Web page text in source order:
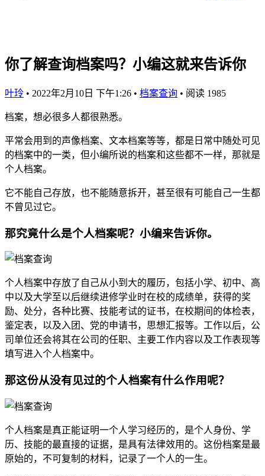
你了解查询档案吗？小编这就来告诉你
叶玲 • 2022年2月10日 下午1:26 • 档案查询 • 阅读 1985
档案，想必很多人都很熟悉。
平常会用到的声像档案、文本档案等等，都是日常中随处可见
的档案中的一类，但小编所说的档案和这些都不一样，那就是
个人档案。
它不能自己存放，也不能随意拆开，甚至很有可能自己一生都
不曾见过它。
那究竟什么是个人档案呢？ 小编来告诉你。
个人档案中存放了自己从小到大的履历，包括小学、初中、高
中以及大学至以后继续进修学业时在校的成绩单，获得的奖
励、处分，各种比赛、技能考试的证书，在校期间的体检表，
鉴定表，以及入团、党的申请书，思想汇报等。工作以后，公
司单位还会将其在公司的任职、主要工作内容以及工作表现等
填写进入个人档案中。
那这份从没有见过的个人档案有什么作用呢？
个人档案是真正能证明一个人学习经历的，是个人身份、学
历、技能的最直接的证据，是具有法律效用的。这份档案是最
原始的，不可复制的材料，记录了一个人的一生。